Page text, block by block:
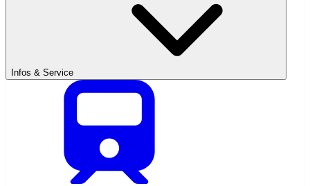
Infos & Service